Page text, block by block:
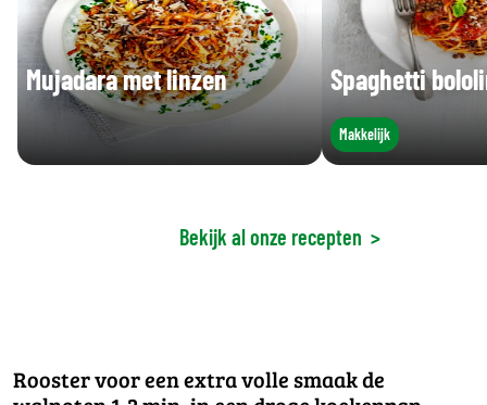
Mujadara met linzen Spaghetti
Makkelijk
Bekijk al onze recepten >
Rooster voor een extra volle smaak de